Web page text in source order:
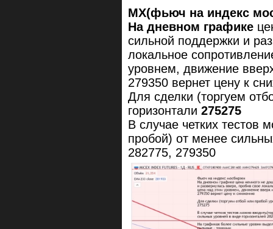
MX(фьюч на индекс
На дневном графике
сильной поддержки и
локальное
уровнем, движение
279350 вернет цену к
Для сделки (торгуем
горизонтали 275275
В случае четких тестов
пробой) от менее
282775, 279350